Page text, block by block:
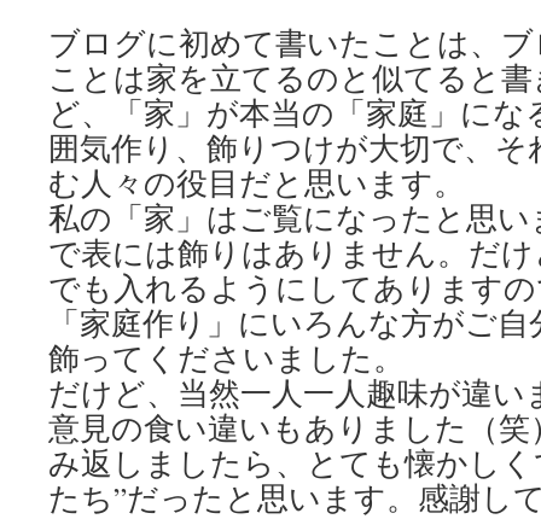
ブログに初めて書いたことは、
ことは家を立てるのと似てると
ど、「家」が本当の「家庭」に
囲気作り、飾りつけが大切で、
む人々の役目だと思います。
私の「家」はご覧になったと思
で表には飾りはありません。だ
でも入れるようにしてあります
「家庭作り」にいろんな方がご
飾ってくださいました。
だけど、当然一人一人趣味が違
意見の食い違いもありました（
み返しましたら、とても懐かし
たち”だったと思います。感謝し